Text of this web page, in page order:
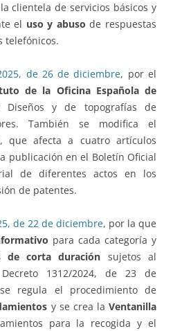
clientela de servicios básicos y
el uso y abuso de respuestas
telefónicos.
de 26 de diciembre, por el
de la Oficina Española de
Diseños y de topografías de
También se modifica el
que afecta a cuatro artículos
publicación en el Boletín Oficial
de diferentes actos en los
de patentes.
de 22 de diciembre, por la que
para cada categoría y
de corta duración sujetos al
1312/2024, de 23 de
regula el procedimiento de
y se crea la Ventanilla
para la recogida y el